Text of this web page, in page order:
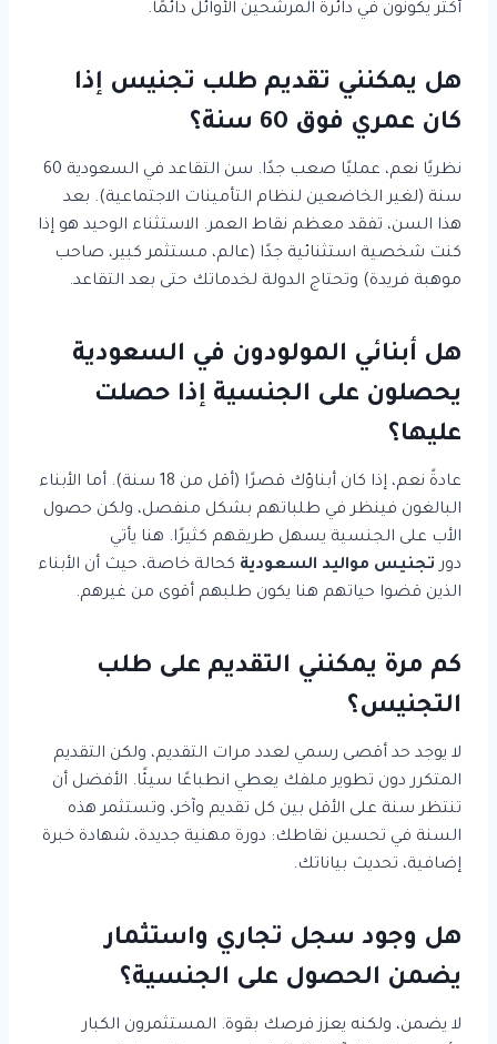
أكثر يكونون في دائرة المرشحين الأوائل دائمًا.
هل يمكنني تقديم طلب تجنيس إذا
كان عمري فوق 60 سنة؟
نظريًا نعم، عمليًا صعب جدًا. سن التقاعد في السعودية 60
سنة (لغير الخاضعين لنظام التأمينات الاجتماعية). بعد
هذا السن، تفقد معظم نقاط العمر. الاستثناء الوحيد هو إذا
كنت شخصية استثنائية جدًا (عالم، مستثمر كبير، صاحب
موهبة فريدة) وتحتاج الدولة لخدماتك حتى بعد التقاعد.
هل أبنائي المولودون في السعودية
يحصلون على الجنسية إذا حصلت
عليها؟
عادةً نعم، إذا كان أبناؤك قصرًا (أقل من 18 سنة). أما الأبناء
البالغون فينظر في طلباتهم بشكل منفصل، ولكن حصول
الأب على الجنسية يسهل طريقهم كثيرًا. هنا يأتي
دور تجنيس مواليد السعودية كحالة خاصة، حيث أن الأبناء
الذين قضوا حياتهم هنا يكون طلبهم أقوى من غيرهم.
كم مرة يمكنني التقديم على طلب
التجنيس؟
لا يوجد حد أقصى رسمي لعدد مرات التقديم، ولكن التقديم
المتكرر دون تطوير ملفك يعطي انطباعًا سيئًا. الأفضل أن
تنتظر سنة على الأقل بين كل تقديم وآخر، وتستثمر هذه
السنة في تحسين نقاطك: دورة مهنية جديدة، شهادة خبرة
إضافية، تحديث بياناتك.
هل وجود سجل تجاري واستثمار
يضمن الحصول على الجنسية؟
لا يضمن، ولكنه يعزز فرصك بقوة. المستثمرون الكبار